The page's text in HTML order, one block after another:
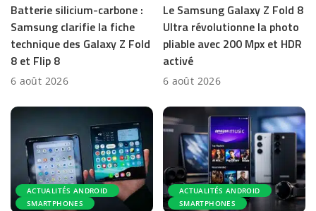
Batterie silicium-carbone :
Samsung clarifie la fiche
technique des Galaxy Z Fold
8 et Flip 8
6 août 2026
Le Samsung Galaxy Z Fold 8
Ultra révolutionne la photo
pliable avec 200 Mpx et HDR
activé
6 août 2026
ACTUALITÉS ANDROID
SMARTPHONES
ACTUALITÉS ANDROID
SMARTPHONES